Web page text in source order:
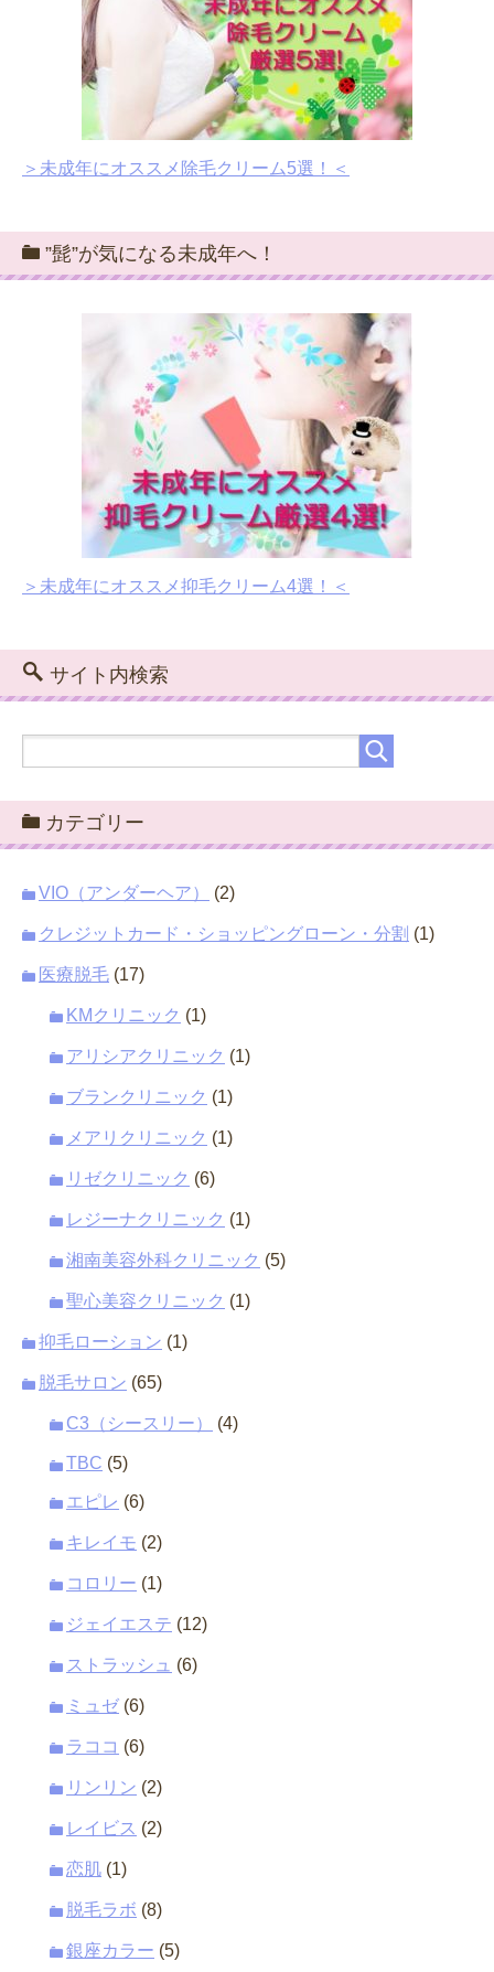
＞未成年にオススメ除毛クリーム5選！＜
”髭”が気になる未成年へ！
＞未成年にオススメ抑毛クリーム4選！＜
サイト内検索
カテゴリー
VIO（アンダーヘア） (2)
クレジットカード・ショッピングローン・分割 (1)
医療脱毛 (17)
KMクリニック (1)
アリシアクリニック (1)
ブランクリニック (1)
メアリクリニック (1)
リゼクリニック (6)
レジーナクリニック (1)
湘南美容外科クリニック (5)
聖心美容クリニック (1)
抑毛ローション (1)
脱毛サロン (65)
C3（シースリー） (4)
TBC (5)
エピレ (6)
キレイモ (2)
コロリー (1)
ジェイエステ (12)
ストラッシュ (6)
ミュゼ (6)
ラココ (6)
リンリン (2)
レイビス (2)
恋肌 (1)
脱毛ラボ (8)
銀座カラー (5)